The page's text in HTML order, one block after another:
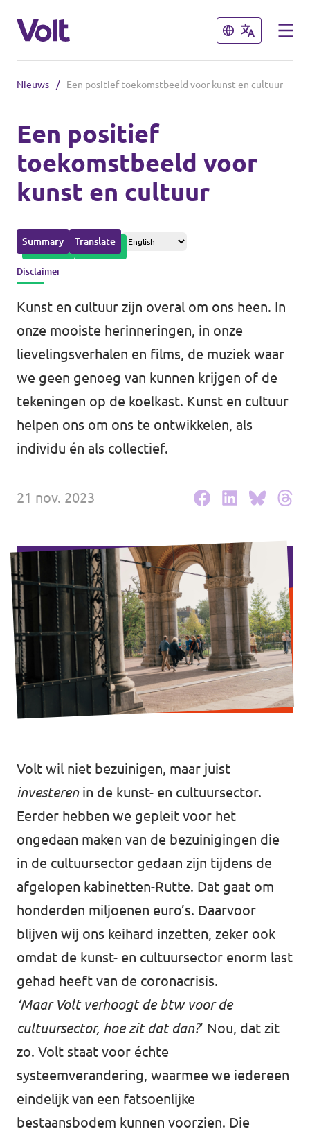
Sluiten
Volt Amsterdam
Volt Arnhem
Volt Delft
...alle Volt gemeenten
Afdelingen in de provincies
Volt Drenthe
Volt Fryslân
Volt Provincie Utrecht
...alle Volt provincies
Sluiten
Standpunten
Over Volt
Mensen
Agenda
Doneer
Word lid
Doneer
Werken bij Volt
Contact
Sprekersaanvraag
Charge - Wetenschappelijk Platform Volt
Nieuws / Een positief toekomstbeeld voor kunst en cultuur
Een positief
toekomstbeeld voor
kunst en cultuur
Summary Translate
Disclaimer
Kunst en cultuur zijn overal om ons heen. In
onze mooiste herinneringen, in onze
lievelingsverhalen en films, de muziek waar
we geen genoeg van kunnen krijgen of de
tekeningen op de koelkast. Kunst en cultuur
helpen ons om ons te ontwikkelen, als
individu én als collectief.
21 nov. 2023
Volt wil niet bezuinigen, maar juist
investerenin de kunst- en cultuursector.
Eerder hebben we gepleit voor het
ongedaan maken van de bezuinigingen die
in de cultuursector gedaan zijn tijdens de
afgelopen kabinetten-Rutte. Dat gaat om
honderden miljoenen euro’s. Daarvoor
blijven wij ons keihard inzetten, zeker ook
omdat de kunst- en cultuursector enorm last
gehad heeft van de coronacrisis.
‘Maar Volt verhoogt de btw voor de
cultuursector, hoe zit dat dan?’ Nou, dat zit
zo. Volt staat voor échte
systeemverandering, waarmee we iedereen
eindelijk van een fatsoenlijke
bestaansbodem kunnen voorzien. Die